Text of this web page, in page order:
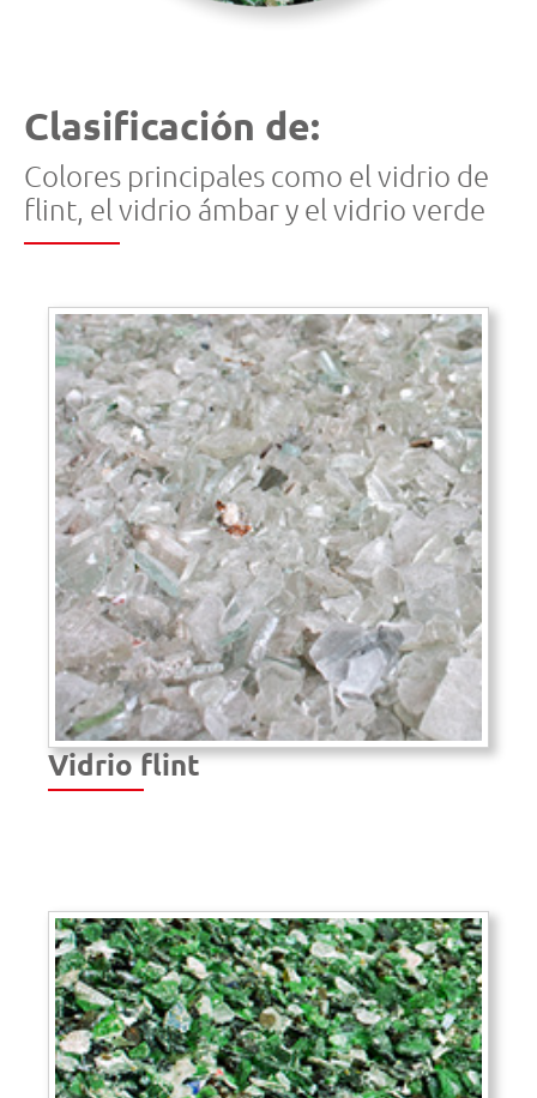
Clasificación de:
Colores principales como el vidrio de
flint, el vidrio ámbar y el vidrio verde
Vidrio flint